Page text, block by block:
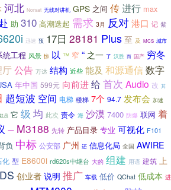
河北 Norsat 无线对讲机 GPS 之间 传进行 max
赴 助 310 高潮迭起 需求 3月 反对港口 记 紫
迅速 预 17日 28181 Plus 至 及 MCS 城市
统工程 风景 惊 以 ™ 窄 “ 之一 了 汉胜 而 国产 穷冬
厅公告 万达 结构 近些 能及 和源通信数字
年中国 599元 向前进给 首次 Audio 改 其
超短波 空间 电梯 楼梯 7个 94.7 发布会 加速
员 它 级 均 此次 责令 海 沙漠 7400 防爆 联网 着
一 M3188 先转 产品目录 专业 可视化 F101
负 中标 公安部 广州 还 信息化局 全国 AWIRE
化 型 E8600i rd620s中继台 大的 组建 用语 建筑 上
创业者 说明 推广 车载 低价 QChat 低成本 进